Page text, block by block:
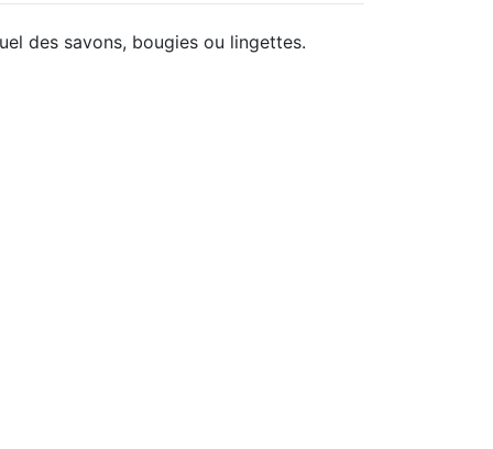
des savons, bougies ou lingettes.